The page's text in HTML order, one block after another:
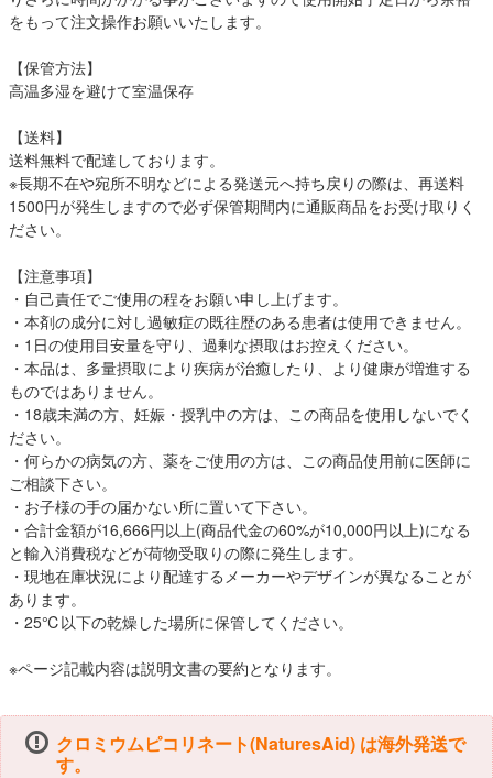
をもって注文操作お願いいたします。
【保管方法】
高温多湿を避けて室温保存
【送料】
送料無料で配達しております。
※長期不在や宛所不明などによる発送元へ持ち戻りの際は、再送料
1500円が発生しますので必ず保管期間内に通販商品をお受け取りく
ださい。
【注意事項】
・自己責任でご使用の程をお願い申し上げます。
・本剤の成分に対し過敏症の既往歴のある患者は使用できません。
・1日の使用目安量を守り、過剰な摂取はお控えください。
・本品は、多量摂取により疾病が治癒したり、より健康が増進する
ものではありません。
・18歳未満の方、妊娠・授乳中の方は、この商品を使用しないでく
ださい。
・何らかの病気の方、薬をご使用の方は、この商品使用前に医師に
ご相談下さい。
・お子様の手の届かない所に置いて下さい。
・合計金額が16,666円以上(商品代金の60%が10,000円以上)になる
と輸入消費税などが荷物受取りの際に発生します。
・現地在庫状況により配達するメーカーやデザインが異なることが
あります。
・25℃以下の乾燥した場所に保管してください。
※ページ記載内容は説明文書の要約となります。
クロミウムピコリネート(NaturesAid) は海外発送で
す。